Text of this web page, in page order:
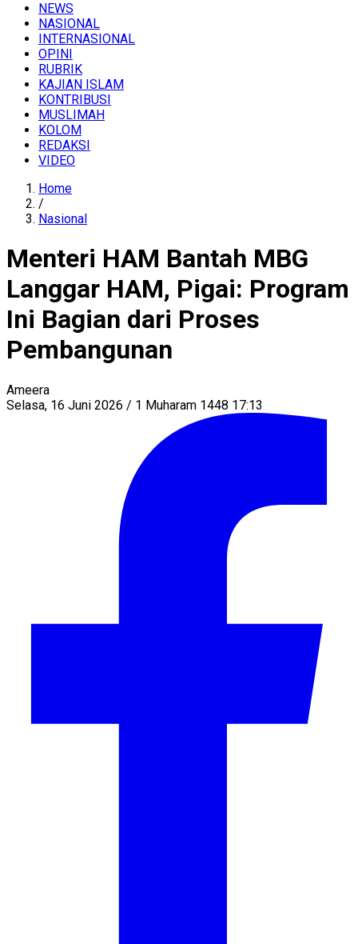
NEWS
NASIONAL
INTERNASIONAL
OPINI
RUBRIK
KAJIAN ISLAM
KONTRIBUSI
MUSLIMAH
KOLOM
REDAKSI
VIDEO
Home
/
Nasional
Menteri HAM Bantah MBG
Langgar HAM, Pigai: Program
Ini Bagian dari Proses
Pembangunan
Ameera
Selasa, 16 Juni 2026 / 1 Muharam 1448 17:13